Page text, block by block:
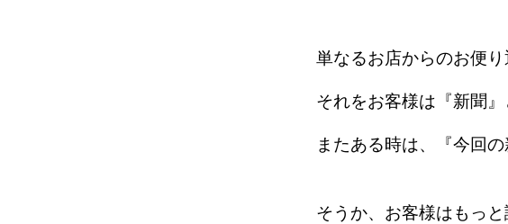
単なるお店からのお便
それをお客様は『新聞
またある時は、『今回
そうか、お客様はもっ